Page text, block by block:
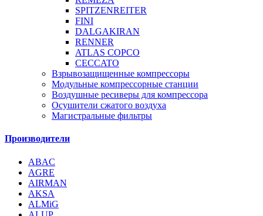
SPITZENREITER
FINI
DALGAKIRAN
RENNER
ATLAS COPCO
CECCATO
Взрывозащищенные компрессоры
Модульные компрессорные станции
Воздушные ресиверы для компрессора
Осушители сжатого воздуха
Магистральные фильтры
Производители
ABAC
AGRE
AIRMAN
AKSA
ALMiG